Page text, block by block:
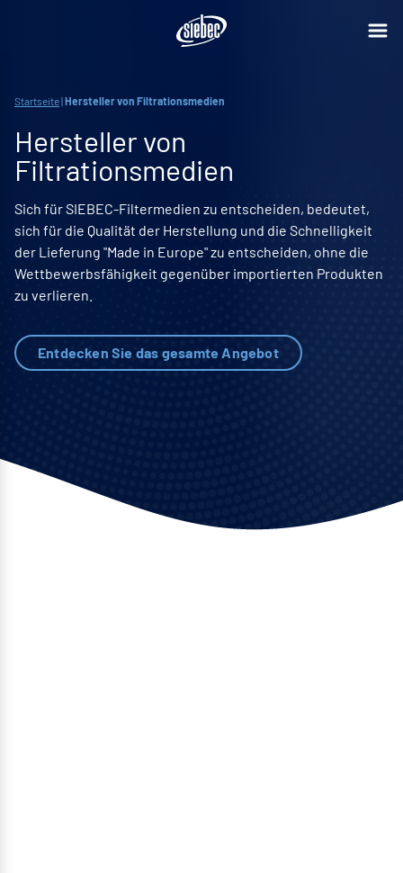
Startseite|Hersteller von Filtrationsmedien
Hersteller von
Filtrationsmedien
Sich für SIEBEC-Filtermedien zu entscheiden, bedeutet,
sich für die Qualität der Herstellung und die Schnelligkeit
der Lieferung "Made in Europe" zu entscheiden, ohne die
Wettbewerbsfähigkeit gegenüber importierten Produkten
zu verlieren.
Entdecken Sie das gesamte Angebot